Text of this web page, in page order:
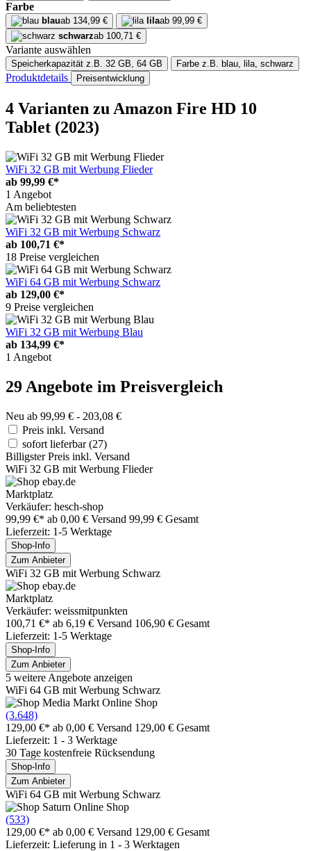
Farbe
blauab 134,99 € lilaab 99,99 €
schwarzab 100,71 €
Variante auswählen
Speicherkapazität z.B. 32 GB, 64 GB Farbe z.B. blau, lila, schwarz
Produktdetails Preisentwicklung
4 Varianten zu Amazon Fire HD 10
Tablet (2023)
WiFi 32 GB mit Werbung Flieder
ab 99,99 €*
1 Angebot
Am beliebtesten
WiFi 32 GB mit Werbung Schwarz
ab 100,71 €*
18 Preise vergleichen
WiFi 64 GB mit Werbung Schwarz
ab 129,00 €*
9 Preise vergleichen
WiFi 32 GB mit Werbung Blau
ab 134,99 €*
1 Angebot
29 Angebote im Preisvergleich
Neu ab 99,99 € - 203,08 €
Preis inkl. Versand
sofort lieferbar(27)
Billigster Preis inkl. Versand
WiFi 32 GB mit Werbung Flieder
Marktplatz
Verkäufer: hesch-shop
99,99 €* ab 0,00 € Versand 99,99 € Gesamt
Lieferzeit: 1-5 Werktage
Shop-Info
Zum Anbieter
WiFi 32 GB mit Werbung Schwarz
Marktplatz
Verkäufer: weissmitpunkten
100,71 €* ab 6,19 € Versand 106,90 € Gesamt
Lieferzeit: 1-5 Werktage
Shop-Info
Zum Anbieter
5 weitere Angebote anzeigen
WiFi 64 GB mit Werbung Schwarz
(3.648)
129,00 €* ab 0,00 € Versand 129,00 € Gesamt
Lieferzeit: 1 - 3 Werktage
30 Tage kostenfreie Rücksendung
Shop-Info
Zum Anbieter
WiFi 64 GB mit Werbung Schwarz
(533)
129,00 €* ab 0,00 € Versand 129,00 € Gesamt
Lieferzeit: Lieferung in 1 - 3 Werktagen